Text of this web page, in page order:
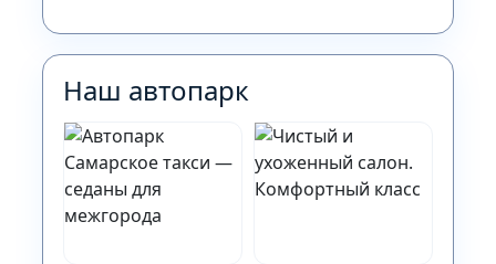
Наш автопарк